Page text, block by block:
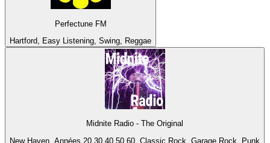
Perfectune FM
Hartford, Easy Listening, Swing, Reggae
Midnite Radio - The Original
New Haven, Années 20 30 40 50 60, Classic Rock, Garage Rock, Punk